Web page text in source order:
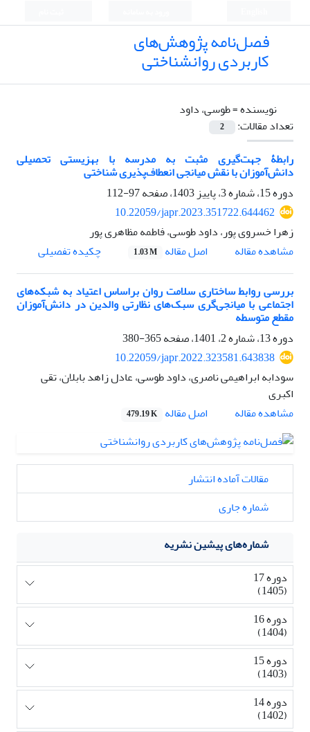
فصل‌نامه پژوهش‌های
کاربردی روانشناختی
نویسنده =طوسی، داود
تعداد مقالات:
2
رابطۀ جهت‌گیری مثبت به مدرسه با بهزیستی تحصیلی
دانش‌آموزان با نقش میانجی انعطاف‌پذیری شناختی
دوره 15، شماره 3، پاییز 1403، صفحه
97-112
10.22059/japr.2023.351722.644462
زهرا خسروی پور، داود طوسی، فاطمه مظاهری پور
مشاهده مقاله
اصل مقاله 1.03 M
چکیده تفصیلی
بررسی روابط ساختاری سلامت روان براساس اعتیاد به شبکه‌های
اجتماعی با میانجی‌گری سبک‌های نظارتی والدین در دانش‌آموزان
مقطع متوسطه
دوره 13، شماره 2، 1401، صفحه
365-380
10.22059/japr.2022.323581.643838
سودابه ابراهیمی ناصری، داود طوسی، عادل زاهد بابلان، تقی
اکبری
مشاهده مقاله
اصل مقاله 479.19 K
مقالات آماده انتشار
شماره جاری
شماره‌های پیشین نشریه
دوره 17
(1405)
دوره 16
(1404)
دوره 15
(1403)
دوره 14
(1402)